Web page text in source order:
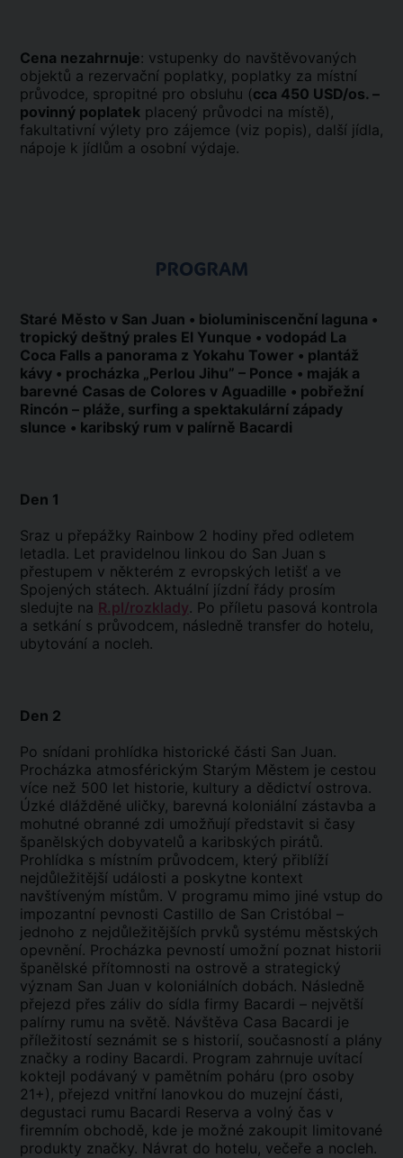
Cena nezahrnuje: vstupenky do navštěvovaných
objektů a rezervační poplatky, poplatky za místní
průvodce, spropitné pro obsluhu (cca 450 USD/os. –
povinný poplatek placený průvodci na místě),
fakultativní výlety pro zájemce (viz popis), další jídla,
nápoje k jídlům a osobní výdaje.
PROGRAM
Staré Město v San Juan • bioluminiscenční laguna •
tropický deštný prales El Yunque • vodopád La
Coca Falls a panorama z Yokahu Tower • plantáž
kávy • procházka „Perlou Jihu” – Ponce • maják a
barevné Casas de Colores v Aguadille • pobřežní
Rincón – pláže, surfing a spektakulární západy
slunce • karibský rum v palírně Bacardi
Den 1
Sraz u přepážky Rainbow 2 hodiny před odletem
letadla. Let pravidelnou linkou do San Juan s
přestupem v některém z evropských letišť a ve
Spojených státech. Aktuální jízdní řády prosím
sledujte na R.pl/rozklady. Po příletu pasová kontrola
a setkání s průvodcem, následně transfer do hotelu,
ubytování a nocleh.
Den 2
Po snídani prohlídka historické části San Juan.
Procházka atmosférickým Starým Městem je cestou
více než 500 let historie, kultury a dědictví ostrova.
Úzké dlážděné uličky, barevná koloniální zástavba a
mohutné obranné zdi umožňují představit si časy
španělských dobyvatelů a karibských pirátů.
Prohlídka s místním průvodcem, který přiblíží
nejdůležitější události a poskytne kontext
navštíveným místům. V programu mimo jiné vstup do
impozantní pevnosti Castillo de San Cristóbal –
jednoho z nejdůležitějších prvků systému městských
opevnění. Procházka pevností umožní poznat historii
španělské přítomnosti na ostrově a strategický
význam San Juan v koloniálních dobách. Následně
přejezd přes záliv do sídla firmy Bacardi – největší
palírny rumu na světě. Návštěva Casa Bacardi je
příležitostí seznámit se s historií, současností a plány
značky a rodiny Bacardi. Program zahrnuje uvítací
koktejl podávaný v pamětním poháru (pro osoby
21+), přejezd vnitřní lanovkou do muzejní části,
degustaci rumu Bacardi Reserva a volný čas v
firemním obchodě, kde je možné zakoupit limitované
produkty značky. Návrat do hotelu, večeře a nocleh.